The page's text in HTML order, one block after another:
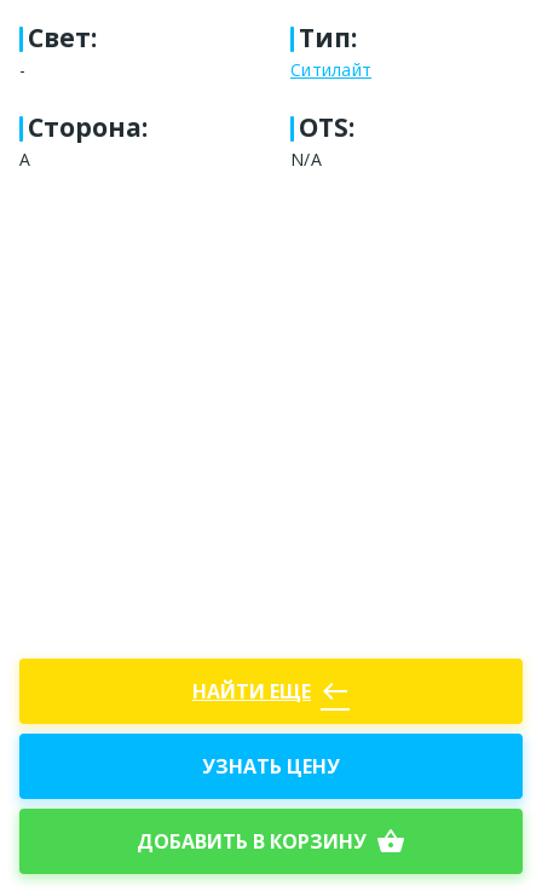
Свет:
-
Тип:
Ситилайт
Сторона:
A
OTS:
N/A
НАЙТИ ЕЩЕ west
УЗНАТЬ ЦЕНУ
ДОБАВИТЬ В КОРЗИНУ shopping_basket